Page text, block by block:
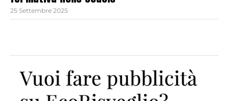
25 Settembre 2025